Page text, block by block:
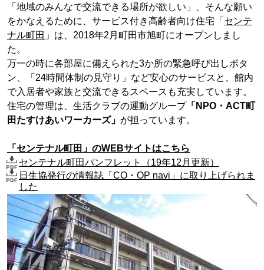
「地域のみんなで交流できる場所が欲しい」、そんな願い
をかなえるために、サービス付き高齢者向け住宅「 センテ
ナル町田 」は、2018年2月町田市旭町にオープンしまし
た。
万一の時に各部屋に備えられた3か所の緊急呼び出しボタ
ン、「24時間体制の見守り」など安心のサービスと、館内
で入居者や家族と交流できるスペースも充実しています。
住宅の管理は、生活クラブの運動グループ「NPO・ACT町
田たすけあいワーカーズ」 が担っています。
「センテナル町田」のWEBサイトはこちら
センテナル町田パンフレット（19年12月更新）
日生協発行の情報誌「CO・OP navi」に取り上げられま
した